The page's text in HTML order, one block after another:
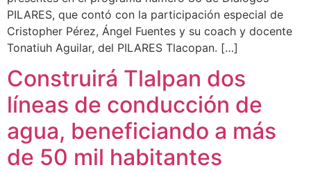
PILARES, que contó con la participación especial de
Cristopher Pérez, Ángel Fuentes y su coach y docente
Tonatiuh Aguilar, del PILARES Tlacopan. […]
Construirá Tlalpan dos
líneas de conducción de
agua, beneficiando a más
de 50 mil habitantes